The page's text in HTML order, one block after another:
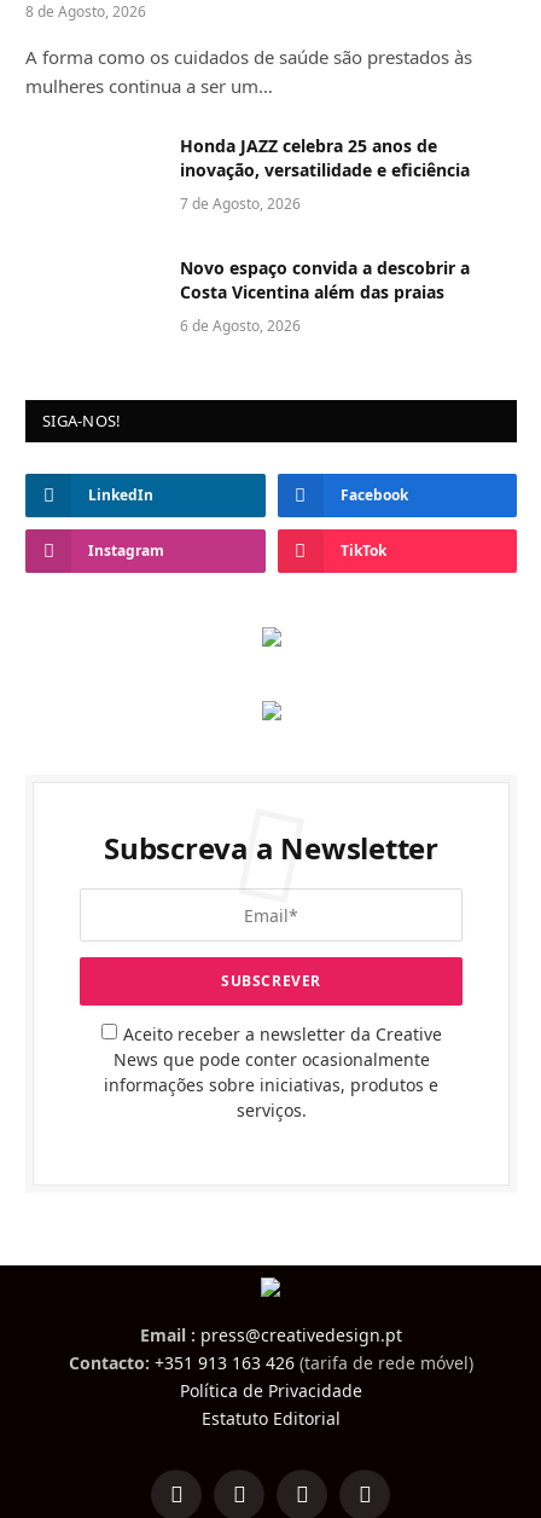
8 de Agosto, 2026
A forma como os cuidados de saúde são prestados às
mulheres continua a ser um…
Honda JAZZ celebra 25 anos de
inovação, versatilidade e eficiência
7 de Agosto, 2026
Novo espaço convida a descobrir a
Costa Vicentina além das praias
6 de Agosto, 2026
SIGA-NOS!
LinkedIn Facebook
Instagram TikTok
Subscreva a Newsletter
Aceito receber a newsletter da Creative
News que pode conter ocasionalmente
informações sobre iniciativas, produtos e
serviços.
Email : press@creativedesign.pt
Contacto: +351 913 163 426(tarifa de rede móvel)
Política de Privacidade
Estatuto Editorial
LinkedInFacebookInstagramTikTok